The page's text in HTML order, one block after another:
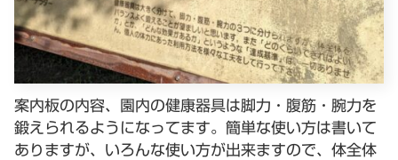
案内板の内容、園内の健康器具は脚力・腹筋・腕力を
鍛えられるようになってます。簡単な使い方は書いて
ありますが、いろんな使い方が出来ますので、体全体